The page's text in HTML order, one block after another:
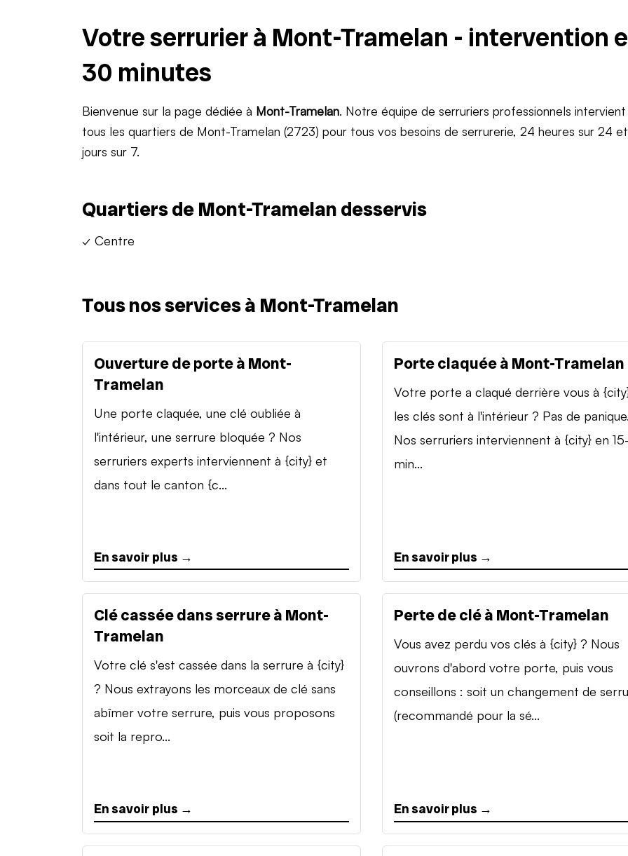
Votre serrurier à Mont-Tramelan - intervention
30 minutes
Bienvenue sur la page dédiée à Mont-Tramelan. Notre équipe de serruriers professionnels intervient
tous les quartiers de Mont-Tramelan (2723) pour tous vos besoins de serrurerie, 24 heures sur 24
jours sur 7.
Quartiers de Mont-Tramelan desservis
✓ Centre
Tous nos services à Mont-Tramelan
Ouverture de porte à Mont-
Tramelan
Une porte claquée, une clé oubliée à
l'intérieur, une serrure bloquée ? Nos
serruriers experts interviennent à {city} et
dans tout le canton {c...
En savoir plus →
Porte claquée à Mont-Tramelan
Votre porte a claqué derrière vous à
les clés sont à l'intérieur ? Pas de
Nos serruriers interviennent à {city} en
min...
En savoir plus →
Clé cassée dans serrure à Mont-
Tramelan
Votre clé s'est cassée dans la serrure à {city}
? Nous extrayons les morceaux de clé sans
abîmer votre serrure, puis vous proposons
soit la repro...
En savoir plus →
Perte de clé à Mont-Tramelan
Vous avez perdu vos clés à {city} ? Nous
ouvrons d'abord votre porte, puis vous
conseillons : soit un changement de
(recommandé pour la sé...
En savoir plus →